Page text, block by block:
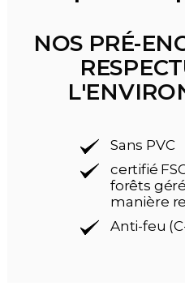
NOS PRÉ-
Sans PVC
certifié
forêts
manière
Anti-feu